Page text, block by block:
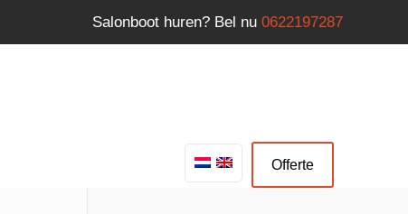
Salonboot huren? Bel nu 0622197287
Offerte